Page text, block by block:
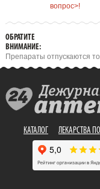
вопрос>!
ОБРАТИТЕ
ВНИМАНИЕ:
Препараты отпускаются
КАТАЛОГ ЛЕКАРСТВА